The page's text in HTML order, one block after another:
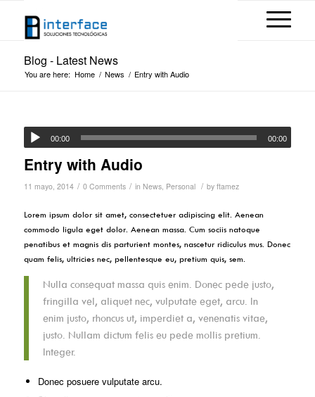
Blog - Latest News
You are here: Home / News / Entry with Audio
00:00 00:00
Entry with Audio
11 mayo, 2014 / 0 Comments / in News, Personal / by ftamez
Lorem ipsum dolor sit amet, consectetuer adipiscing elit. Aenean
commodo ligula eget dolor. Aenean massa. Cum sociis natoque
penatibus et magnis dis parturient montes, nascetur ridiculus mus. Donec
quam felis, ultricies nec, pellentesque eu, pretium quis, sem.
Nulla consequat massa quis enim. Donec pede justo,
fringilla vel, aliquet nec, vulputate eget, arcu. In
enim justo, rhoncus ut, imperdiet a, venenatis vitae,
justo. Nullam dictum felis eu pede mollis pretium.
Integer.
Donec posuere vulputate arcu.